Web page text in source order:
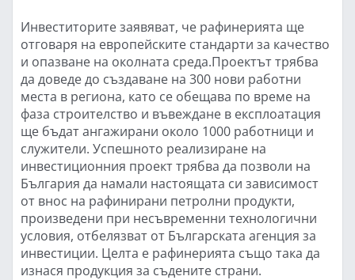
Инвеститорите заявяват, че рафинерията ще
отговаря на европейските стандарти за качество
и опазване на околната среда.Проектът трябва
да доведе до създаване на 300 нови работни
места в региона, като се обещава по време на
фаза строителство и въвеждане в експлоатация
ще бъдат ангажирани около 1000 работници и
служители. Успешното реализиране на
инвестиционния проект трябва да позволи на
България да намали настоящата си зависимост
от внос на рафинирани петролни продукти,
произведени при несъвременни технологични
условия, отбелязват от Българската агенция за
инвестиции. Целта е рафинерията също така да
изнася продукция за съдените страни.